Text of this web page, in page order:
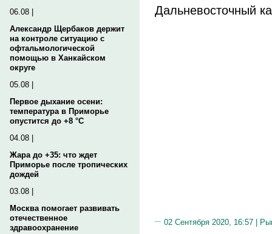
06.08 |
Александр Щербаков держит
на контроле ситуацию с
офтальмологической
помощью в Ханкайском
округе
05.08 |
Первое дыхание осени:
температура в Приморье
опустится до +8 °C
04.08 |
Жара до +35: что ждет
Приморье после тропических
дождей
03.08 |
Москва помогает развивать
отечественное
здравоохранение
Дальневосточный
02 Сентября 2020, 16:57 |